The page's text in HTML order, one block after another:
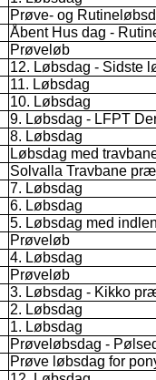
Prøve- og
Åbent Hus dag -
Prøveløb
12. Løbsdag - Sidste
11. Løbsdag
10. Løbsdag
9. Løbsdag - LFPT
8. Løbsdag
Løbsdag med
Solvalla Travbane
7. Løbsdag
6. Løbsdag
5. Løbsdag med
Prøveløb
4. Løbsdag
Prøveløb
3. Løbsdag - Kikko
2. Løbsdag
1. Løbsdag
Prøveløbsdag -
Prøve løbsdag for